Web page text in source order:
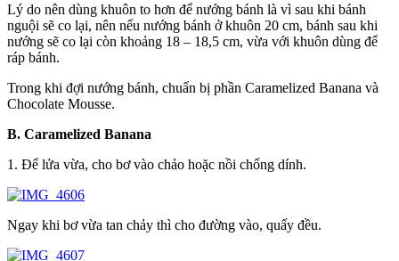
Lý do nên dùng khuôn to hơn để nướng bánh là vì sau khi bánh
nguội sẽ co lại, nên nếu nướng bánh ở khuôn 20 cm, bánh sau khi
nướng sẽ co lại còn khoảng 18 – 18,5 cm, vừa với khuôn dùng để
ráp bánh.
Trong khi đợi nướng bánh, chuẩn bị phần Caramelized Banana và
Chocolate Mousse.
B. Caramelized Banana
1. Để lửa vừa, cho bơ vào chảo hoặc nồi chống dính.
Ngay khi bơ vừa tan chảy thì cho đường vào, quấy đều.